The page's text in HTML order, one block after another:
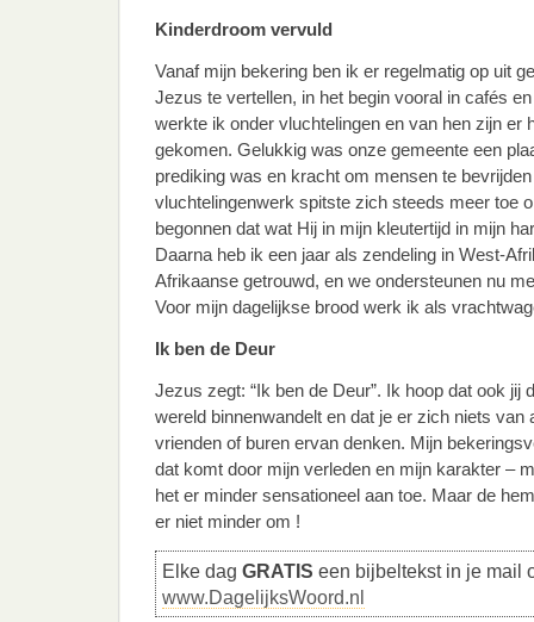
Kinderdroom vervuld
Vanaf mijn bekering ben ik er regelmatig op uit
Jezus te vertellen, in het begin vooral in cafés
werkte ik onder vluchtelingen en van hen zijn er
gekomen. Gelukkig was onze gemeente een
prediking was en kracht om mensen te
vluchtelingenwerk spitste zich steeds meer toe
begonnen dat wat Hij in mijn kleutertijd in mijn
Daarna heb ik een jaar als zendeling in West-
Afrikaanse getrouwd, en we ondersteunen nu
Voor mijn dagelijkse brood werk ik als
Ik ben de Deur
Jezus zegt: “Ik ben de Deur”. Ik hoop dat ook jij
wereld binnenwandelt en dat je er zich niets van
vrienden of buren ervan denken. Mijn
dat komt door mijn verleden en mijn karakter –
het er minder sensationeel aan toe. Maar de
er niet minder om !
Elke dag GRATIS een bijbeltekst in je mail
www.DagelijksWoord.nl